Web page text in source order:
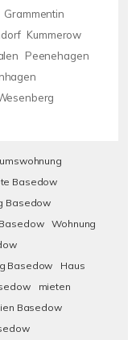
Grammentin
Kummerow
Peenehagen
Basedow
Basedow
Wohnung
Basedow
Haus
mieten
Basedow